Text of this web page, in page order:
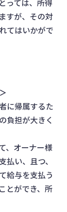
っては、所得
すが、その対
てはいかがで
に帰属するた
負担が大きく
、オーナー様
い、且つ、
給与を支払う
とができ、所